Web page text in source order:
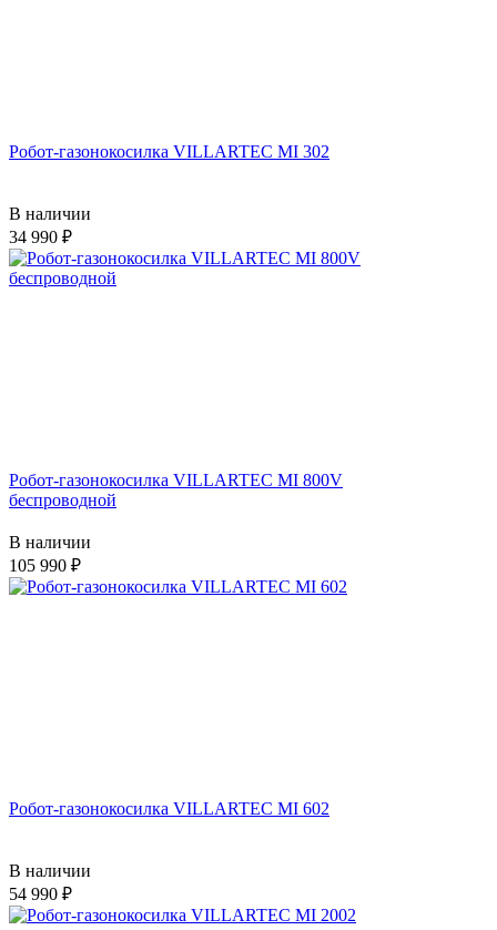
Робот-газонокосилка VILLARTEC MI 302
В наличии
34 990
Робот-газонокосилка VILLARTEC MI 800V
беспроводной
В наличии
105 990
Робот-газонокосилка VILLARTEC MI 602
В наличии
54 990